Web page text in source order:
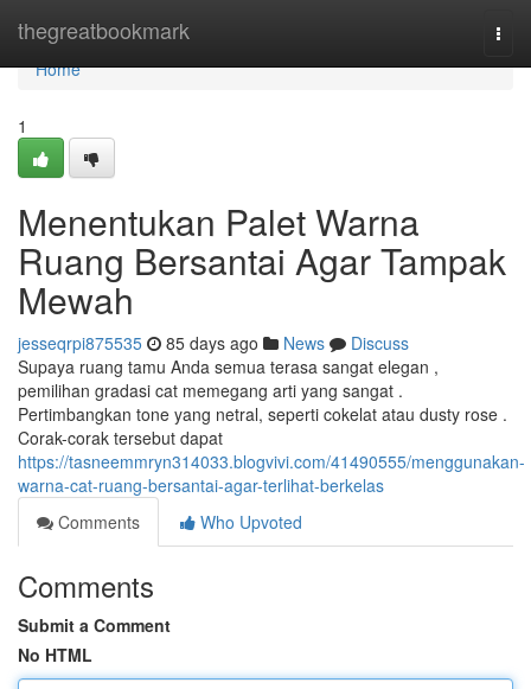
thegreatbookmark
Home
Home
1
Menentukan Palet Warna
Ruang Bersantai Agar Tampak
Mewah
jesseqrpi875535 85 days ago News
Discuss
Supaya ruang tamu Anda semua terasa sangat elegan ,
pemilihan gradasi cat memegang arti yang sangat .
Pertimbangkan tone yang netral, seperti cokelat atau dusty rose .
Corak-corak tersebut dapat
https://tasneemmryn314033.blogvivi.com/41490555/menggunakan-
warna-cat-ruang-bersantai-agar-terlihat-berkelas
Comments
Who Upvoted
Comments
Submit a Comment
No HTML